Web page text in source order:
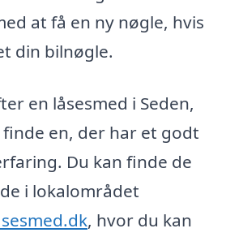
at få en ny nøgle, hvis
din bilnøgle.
en låsesmed i Seden,
en, der har et godt
Du kan finde de
i lokalområdet
, hvor du kan